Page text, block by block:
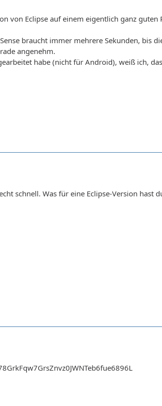
von Eclipse auf einem eigentlich ganz
braucht immer mehrere Sekunden, bis
angenehm.
habe (nicht für Android), weiß ich,
schnell. Was für eine Eclipse-Version hast